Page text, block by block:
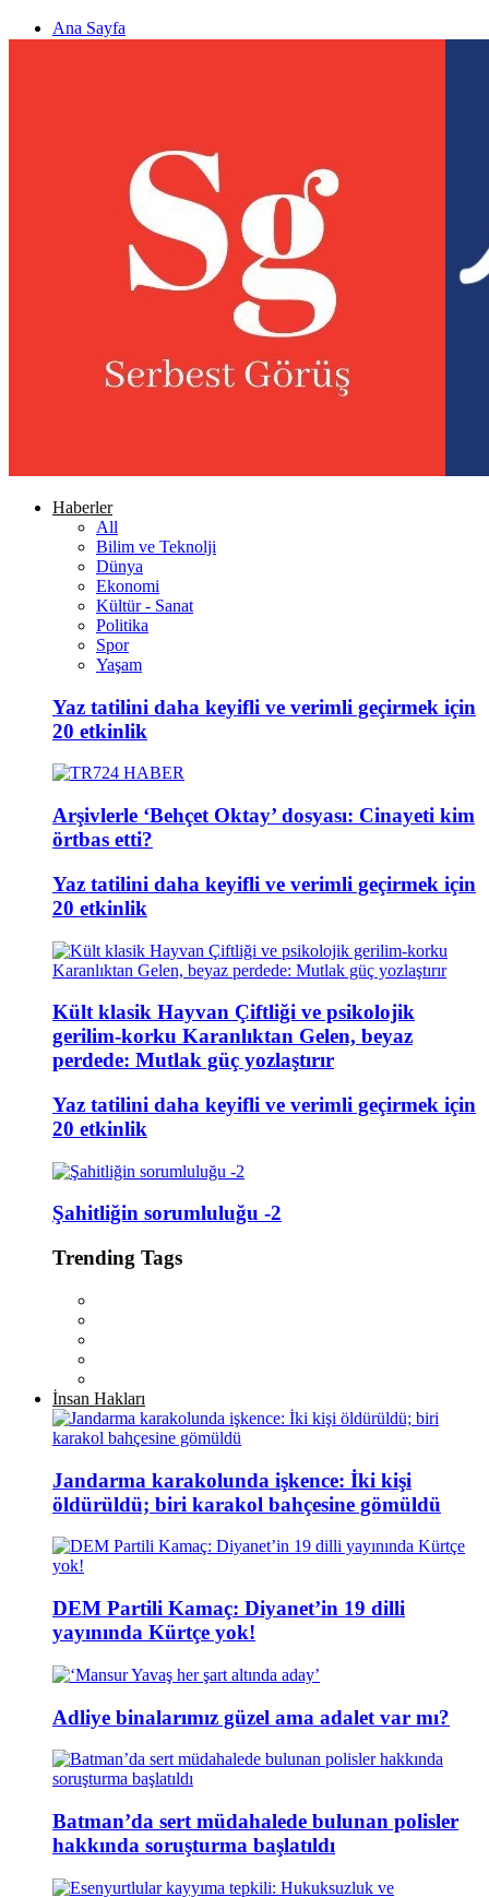
Ana Sayfa
Haberler
All
Bilim ve Teknolji
Dünya
Ekonomi
Kültür - Sanat
Politika
Spor
Yaşam
Yaz tatilini daha keyifli ve verimli geçirmek için
20 etkinlik
Arşivlerle ‘Behçet Oktay’ dosyası: Cinayeti kim
örtbas etti?
Yaz tatilini daha keyifli ve verimli geçirmek için
20 etkinlik
Kült klasik Hayvan Çiftliği ve psikolojik
gerilim-korku Karanlıktan Gelen, beyaz
perdede: Mutlak güç yozlaştırır
Yaz tatilini daha keyifli ve verimli geçirmek için
20 etkinlik
Şahitliğin sorumluluğu -2
Trending Tags
İnsan Hakları
Jandarma karakolunda işkence: İki kişi
öldürüldü; biri karakol bahçesine gömüldü
DEM Partili Kamaç: Diyanet’in 19 dilli
yayınında Kürtçe yok!
Adliye binalarımız güzel ama adalet var mı?
Batman’da sert müdahalede bulunan polisler
hakkında soruşturma başlatıldı